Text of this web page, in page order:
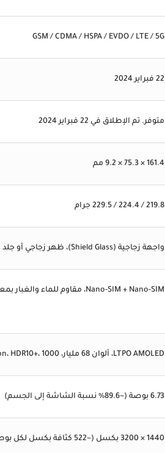
GSM / CDMA / HSPA / EVDO / LTE / 5G
22 فبراير 2024
متوفر. تم الإطلاق في 22 فبراير 2024
161.4 × 75.3 × 9.2 مم
219.8 / 224.4 / 229.5 جرام
واجهة زجاجية (Shield Glass)، ظهر زجاجي أو جلد صناعي، إطار من التيتانيوم أو سبائك الألومنيوم
Nano-SIM + Nano-SIM، مقاوم للماء والغبار بمعيار IP68 (حتى 1.5 متر لمدة 30 دقيقة)
LTPO AMOLED، ألوان 68 مليار، 120Hz، Dolby Vision، HDR10+، 1000 شمعة (نموذجي)، 3000 شمعة (ذروة)
6.73 بوصة (~89.6% نسبة الشاشة إلى الجسم)
1440 × 3200 بكسل (~522 كثافة بكسل لكل بوصة)